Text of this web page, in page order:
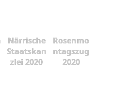
Närrische
Staatskan
zlei 2020
Rosenmo
ntagszug
2020